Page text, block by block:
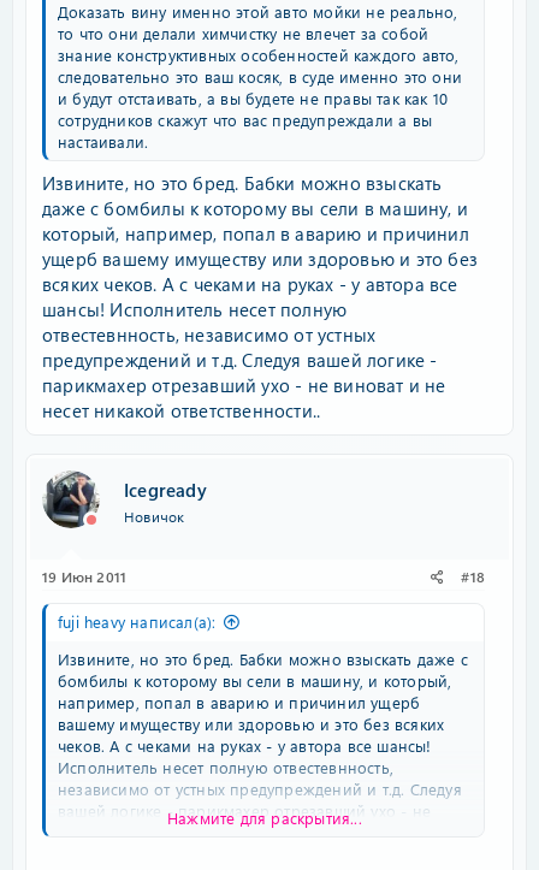
Доказать вину именно этой авто мойки не реально,
то что они делали химчистку не влечет за собой
знание конструктивных особенностей каждого авто,
следовательно это ваш косяк, в суде именно это они
и будут отстаивать, а вы будете не правы так как 10
сотрудников скажут что вас предупреждали а вы
настаивали.
Извините, но это бред. Бабки можно взыскать
даже с бомбилы к которому вы сели в машину, и
который, например, попал в аварию и причинил
ущерб вашему имуществу или здоровью и это без
всяких чеков. А с чеками на руках - у автора все
шансы! Исполнитель несет полную
отвестевнность, независимо от устных
предупреждений и т.д. Следуя вашей логике -
парикмахер отрезавший ухо - не виноват и не
несет никакой ответственности..
Icegready
Новичок
19 Июн 2011 #18
fuji heavy написал(а):
Извините, но это бред. Бабки можно взыскать даже с
бомбилы к которому вы сели в машину, и который,
например, попал в аварию и причинил ущерб
вашему имуществу или здоровью и это без всяких
чеков. А с чеками на руках - у автора все шансы!
Исполнитель несет полную отвестевнность,
независимо от устных предупреждений и т.д. Следуя
вашей логике - парикмахер отрезавший ухо - не
виноват и не несет никакой ответственности..
Нажмите для раскрытия...